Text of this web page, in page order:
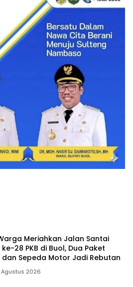
Meriahkan Jalan Santai
28 PKB di Buol, Dua Paket
dan Sepeda Motor Jadi Rebutan
Agustus 2026